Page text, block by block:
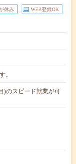
休み WEB登録OK
。
)のスピード就業が可